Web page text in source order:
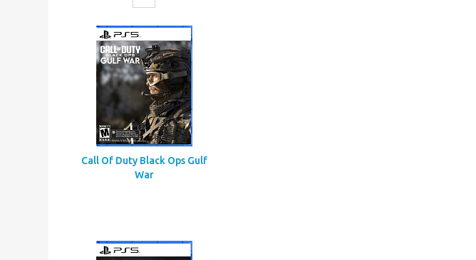
Call Of Duty Black Ops Gulf
War